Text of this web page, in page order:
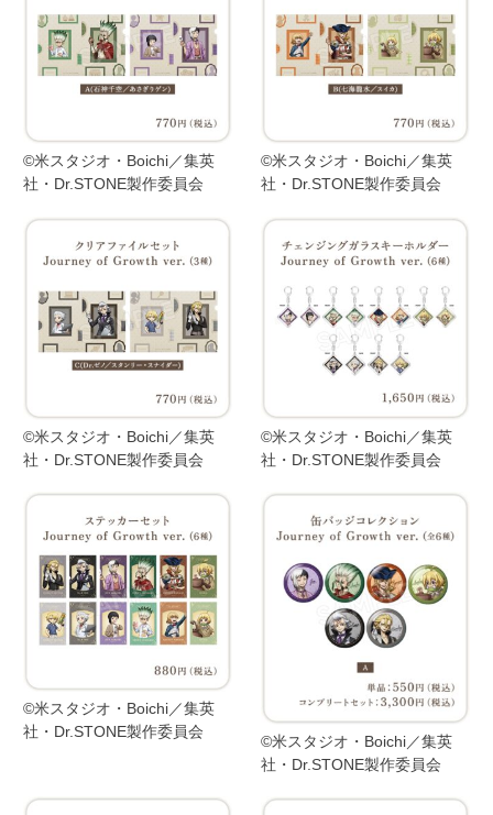
©米スタジオ・Boichi／集英
社・Dr.STONE製作委員会
©米スタジオ・Boichi／集英
社・Dr.STONE製作委員会
©米スタジオ・Boichi／集英
社・Dr.STONE製作委員会
©米スタジオ・Boichi／集英
社・Dr.STONE製作委員会
©米スタジオ・Boichi／集英
社・Dr.STONE製作委員会
©米スタジオ・Boichi／集英
社・Dr.STONE製作委員会